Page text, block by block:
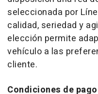
seleccionada por
calidad, seriedad y
elección permite
vehículo a las
cliente.
Condiciones de